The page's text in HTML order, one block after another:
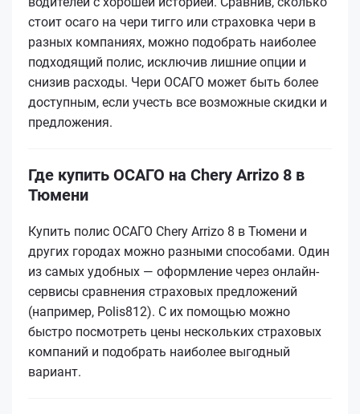
стоит осаго на чери тигго или страховка чери в
разных компаниях, можно подобрать наиболее
подходящий полис, исключив лишние опции и
снизив расходы. Чери ОСАГО может быть более
доступным, если учесть все возможные скидки и
предложения.
Где купить ОСАГО на Chery Arrizo 8 в
Тюмени
Купить полис ОСАГО Chery Arrizo 8 в Тюмени и
других городах можно разными способами. Один
из самых удобных — оформление через онлайн-
сервисы сравнения страховых предложений
(например, Polis812). С их помощью можно
быстро посмотреть цены нескольких страховых
компаний и подобрать наиболее выгодный
вариант.